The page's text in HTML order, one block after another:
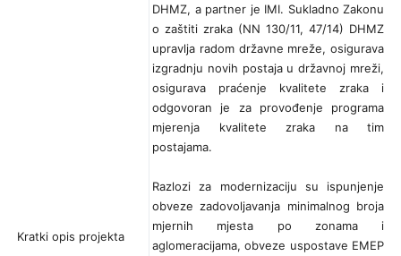
Kratki opis projekta
DHMZ, a partner je IMI. Sukladno Zakonu
o zaštiti zraka (NN 130/11, 47/14) DHMZ
upravlja radom državne mreže, osigurava
izgradnju novih postaja u državnoj mreži,
osigurava praćenje kvalitete zraka i
odgovoran je za provođenje programa
mjerenja kvalitete zraka na tim
postajama.
Razlozi za modernizaciju su ispunjenje
obveze zadovoljavanja minimalnog broja
mjernih mjesta po zonama i
aglomeracijama, obveze uspostave EMEP